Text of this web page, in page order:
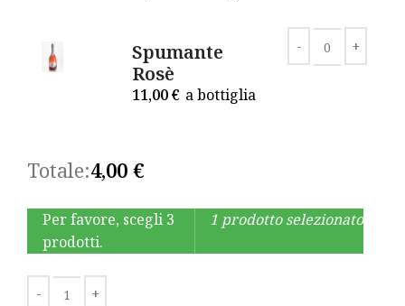
Spumante
Rosè
11,00€ a bottiglia
Totale:4,00 €
Per favore, scegli 3
prodotti.
1 prodotto selezionato